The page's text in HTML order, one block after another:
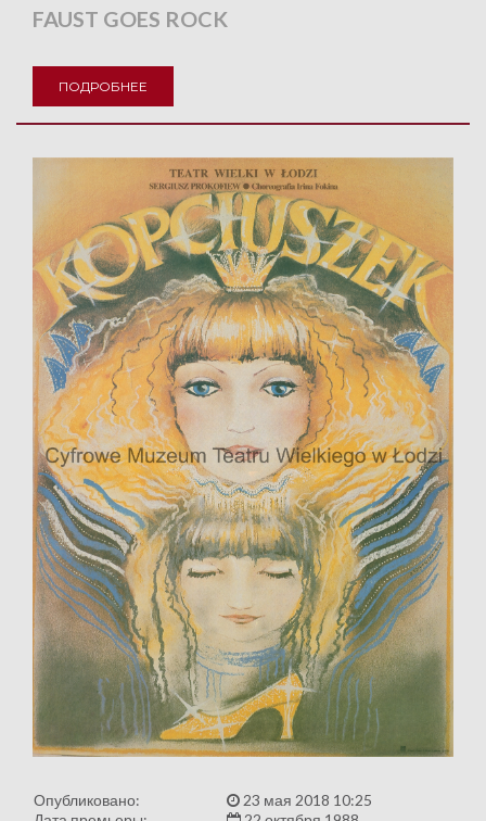
FAUST GOES ROCK
ПОДРОБНЕЕ
Опубликовано:
23 мая 2018 10:25